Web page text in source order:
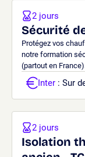
Sécurité
Protégez vos
notre formation
(partout en France).
2 jours
Inter : Sur
Isolation
2 jours